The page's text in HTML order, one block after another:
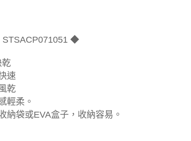
STSACP071051 ◆
乾
速
乾
輕柔。
納袋或EVA盒子，收納容易。